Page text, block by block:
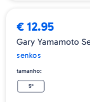
€ 12.95
Gary Yamamoto
senkos
tamanho:
5"